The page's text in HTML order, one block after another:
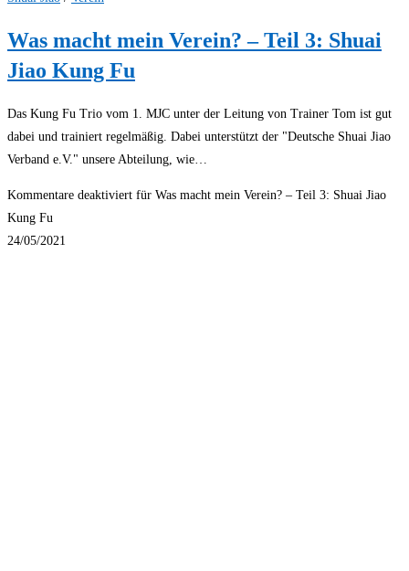
Was macht mein Verein? – Teil 3: Shuai
Jiao Kung Fu
Das Kung Fu Trio vom 1. MJC unter der Leitung von Trainer Tom ist gut
dabei und trainiert regelmäßig. Dabei unterstützt der "Deutsche Shuai Jiao
Verband e.V." unsere Abteilung, wie…
Kommentare deaktiviert für Was macht mein Verein? – Teil 3: Shuai Jiao
Kung Fu
24/05/2021